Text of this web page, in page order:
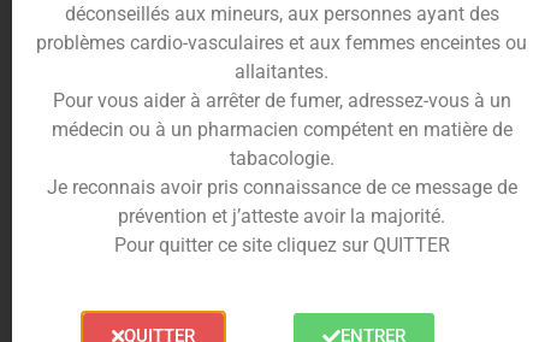
Lesframboises, aux arômes acidulés et sucrés,
pomme, fruit emblématique
aux notes suaves et légèrement acidulées
également.
, quant à lui, apporte une touche
pétillante et juteuse, pour un e-liquide fruité et
savoureux.
idéal pour tous les amateurs de saveurs fruitées et
déconseillés aux mineurs, aux personnes ayant des
problèmes cardio-vasculaires et aux femmes enceintes ou
allaitantes.
Pour vous aider à arrêter de fumer, adressez-vous à un
médecin ou à un pharmacien compétent en matière de
tabacologie.
Je reconnais avoir pris connaissance de ce message de
prévention et j’atteste avoir la majorité.
Pour quitter ce site cliquez sur QUITTER
QUITTER ENTRER